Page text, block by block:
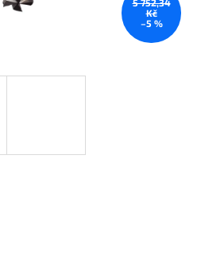
5 752,34
Kč
–5 %